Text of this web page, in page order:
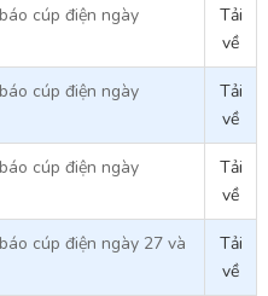
cúp điện ngày
Tải
về
cúp điện ngày
Tải
về
cúp điện ngày
Tải
về
cúp điện ngày 27 và
Tải
về